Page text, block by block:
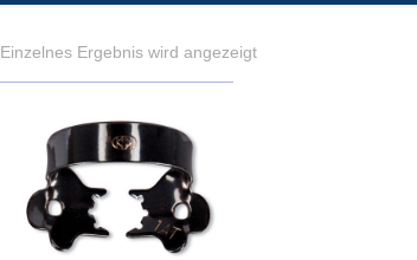
Einzelnes Ergebnis wird angezeigt